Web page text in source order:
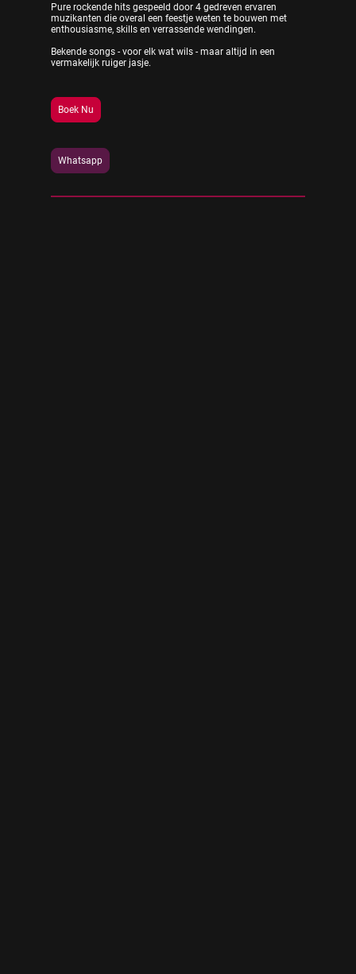
Pure rockende hits gespeeld door 4 gedreven ervaren
muzikanten die overal een feestje weten te bouwen met
enthousiasme, skills en verrassende wendingen.
Bekende songs - voor elk wat wils - maar altijd in een
vermakelijk ruiger jasje.
Boek Nu
Whatsapp